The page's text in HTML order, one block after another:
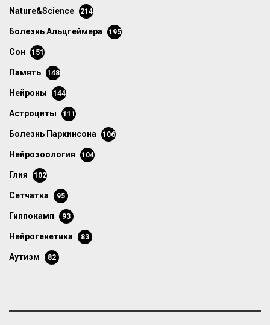
Nature&Science 214
болезнь Альцгеймера 195
сон 151
память 148
нейроны 144
астроциты 111
болезнь Паркинсона 106
нейрозоология 104
глия 102
сетчатка 95
гиппокамп 93
нейрогенетика 83
аутизм 82